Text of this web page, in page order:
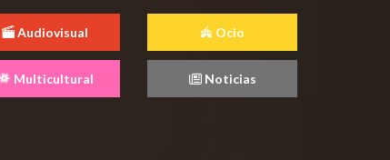
Audiovisual Ocio
Multicultural Noticias